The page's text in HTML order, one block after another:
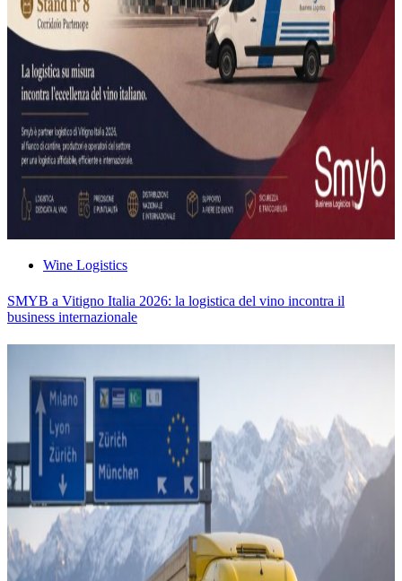
Wine Logistics
SMYB a Vitigno Italia 2026: la logistica del vino incontra il
business internazionale